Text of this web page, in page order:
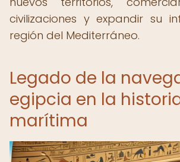
civilizaciones y expandir su
región del Mediterráneo.
Legado de la
egipcia en la
marítima